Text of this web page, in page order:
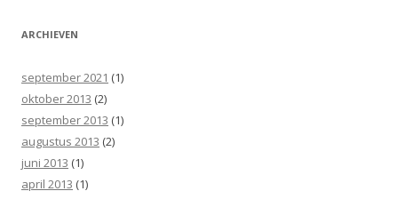
ARCHIEVEN
september 2021 (1)
oktober 2013 (2)
september 2013 (1)
augustus 2013 (2)
juni 2013 (1)
april 2013 (1)